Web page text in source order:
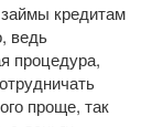
кредитам
ведь
процедура,
проще, так